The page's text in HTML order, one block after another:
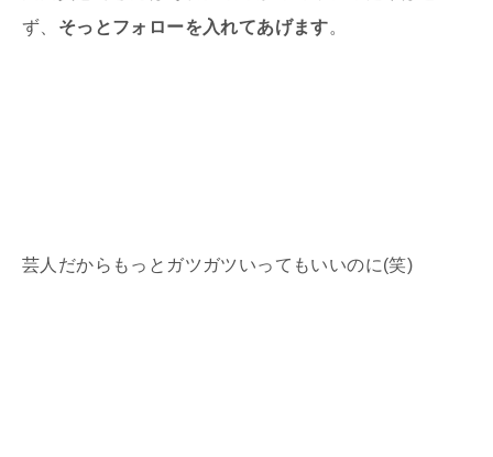
ず、 そっとフォローを入れてあげます。
芸人だからもっとガツガツいってもいいのに(笑)